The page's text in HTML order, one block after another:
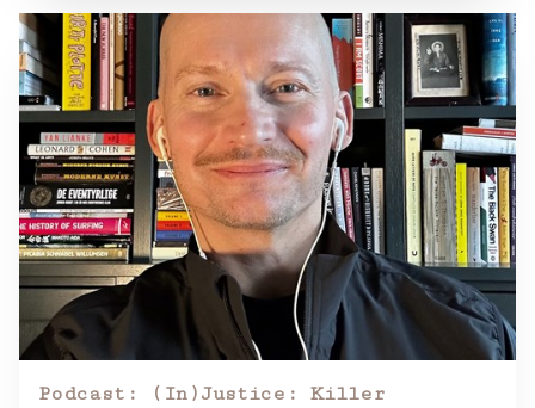
Podcast: (In)Justice: Killer